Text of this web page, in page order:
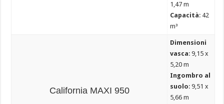
1,47 m
Capacità: 42
m³
California MAXI 950
Dimensioni
vasca: 9,15 x
5,20 m
Ingombro al
suolo: 9,51 x
5,66 m